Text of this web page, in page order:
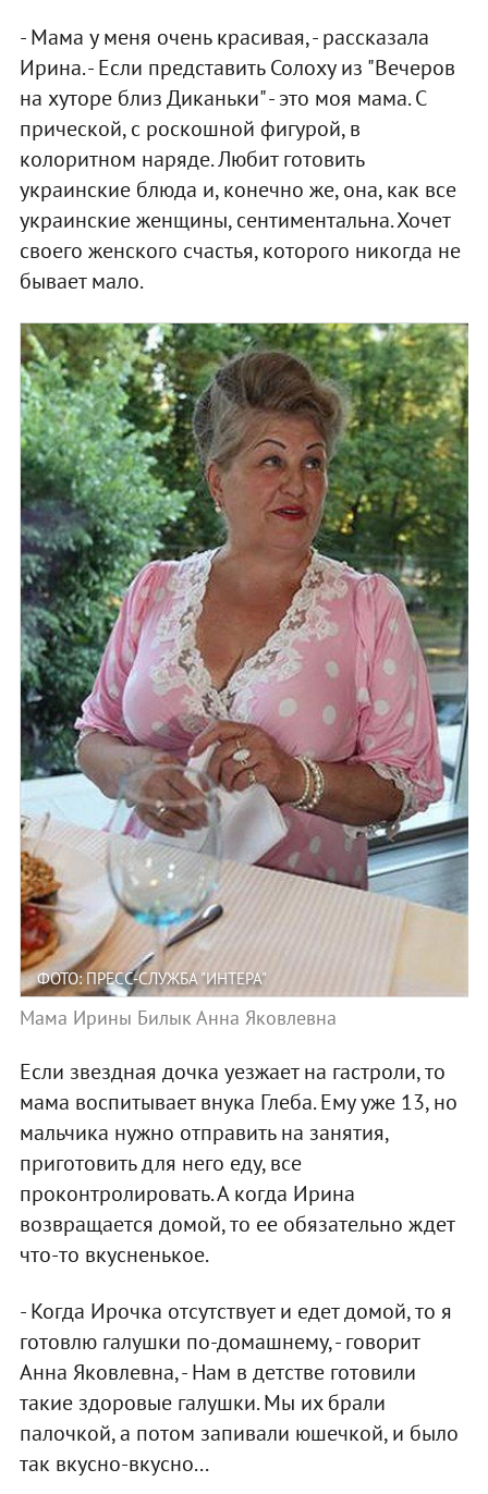
- Мама у меня очень красивая, - рассказала
Ирина. - Если представить Солоху из "Вечеров
на хуторе близ Диканьки" - это моя мама. С
прической, с роскошной фигурой, в
колоритном наряде. Любит готовить
украинские блюда и, конечно же, она, как все
украинские женщины, сентиментальна. Хочет
своего женского счастья, которого никогда не
бывает мало.
ФОТО: ПРЕСС-СЛУЖБА "ИНТЕРА"
Мама Ирины Билык Анна Яковлевна
Если звездная дочка уезжает на гастроли, то
мама воспитывает внука Глеба. Ему уже 13, но
мальчика нужно отправить на занятия,
приготовить для него еду, все
проконтролировать. А когда Ирина
возвращается домой, то ее обязательно ждет
что-то вкусненькое.
- Когда Ирочка отсутствует и едет домой, то я
готовлю галушки по-домашнему, - говорит
Анна Яковлевна, - Нам в детстве готовили
такие здоровые галушки. Мы их брали
палочкой, а потом запивали юшечкой, и было
так вкусно-вкусно...